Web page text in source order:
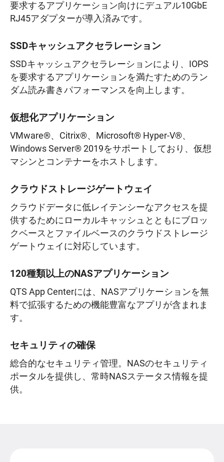
要求するアプリケーション向けにデュアル10GbE
RJ45アダプターが導入済みです。
SSDキャッシュアクセラレーション
SSDキャッシュアクセラレーションにより、IOPS
を要求するアプリケーションを満たすためのラン
ダム読み書きパフォーマンスを向上します。
仮想化アプリケーション
VMware®、Citrix®、Microsoft® Hyper-V®、
Windows Server® 2019をサポートしており、仮想
マシンとコンテナーをホストします。
クラウドストレージゲートウェイ
クラウドデータに低レイテンシーなアクセスを提
供するためにローカルキャッシュとともにブロッ
クベースとファイルベースのクラウドストレージ
ゲートウェイに対応しています。
120種類以上のNASアプリケーション
QTS App Centerには、NASアプリケーションを無
料で拡張するための機能豊富なアプリが含まれま
す。
セキュリティの確保
総合的なセキュリティ管理。NASのセキュリティ
ポータルを提供し、常時NASステータス情報を提
供。